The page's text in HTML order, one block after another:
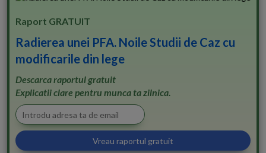
Raport GRATUIT
Radierea unei PFA. Noile Studii de Caz cu
modificarile din lege
Descarca raportul gratuit
Explicatii clare pentru munca ta zilnica.